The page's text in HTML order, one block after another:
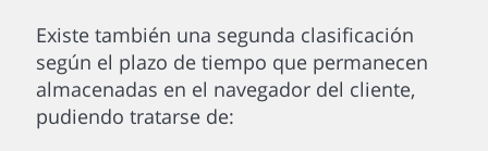
Existe también una segunda clasificación
según el plazo de tiempo que permanecen
almacenadas en el navegador del cliente,
pudiendo tratarse de: